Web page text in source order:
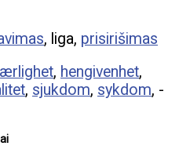
, liga, prisirišimas
, hengivenhet,
, sjukdom, sykdom, -